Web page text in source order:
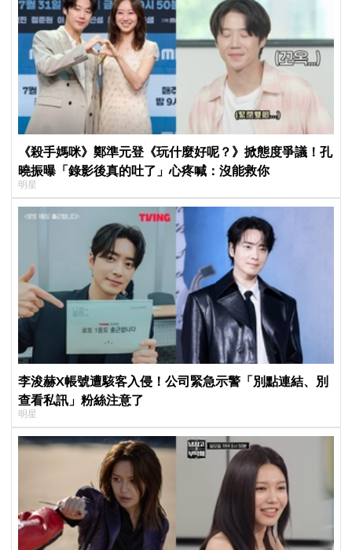
《殺手媽咪》鄭準元登《玩什麼好呢？》掀態度爭議！孔
曉振曝「錄影後真的吐了」心疼喊：沒能救你
明星
李浚赫X帳號遭駭客入侵！公司緊急示警「別點連結、別
查看私訊」粉絲注意了
明星